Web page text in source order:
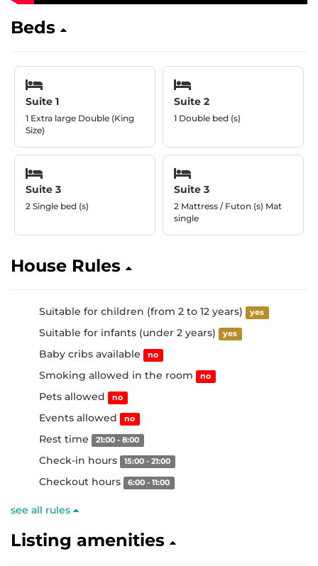
Beds
Suite 1
1 Extra large Double (King
Size)
Suite 2
1 Double bed (s)
Suite 3
2 Single bed (s)
Suite 3
2 Mattress / Futon (s) Mat
single
House Rules
Suitable for children (from 2 to 12 years) yes
Suitable for infants (under 2 years) yes
Baby cribs available no
Smoking allowed in the room no
Pets allowed no
Events allowed no
Rest time 21:00 - 8:00
Check-in hours 15:00 - 21:00
Checkout hours 6:00 - 11:00
see all rules
Listing amenities